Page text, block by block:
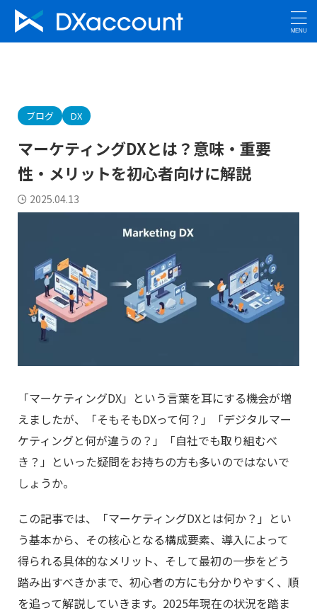
ブログ DX
マーケティングDXとは？意味・重要
性・メリットを初心者向けに解説
2025.04.13
「マーケティングDX」という言葉を耳にする機会が増
えましたが、「そもそもDXって何？」「デジタルマー
ケティングと何が違うの？」「自社でも取り組むべ
き？」といった疑問をお持ちの方も多いのではないで
しょうか。
この記事では、「マーケティングDXとは何か？」とい
う基本から、その核心となる構成要素、導入によって
得られる具体的なメリット、そして最初の一歩をどう
踏み出すべきかまで、初心者の方にも分かりやすく、順
を追って解説していきます。2025年現在の状況を踏ま